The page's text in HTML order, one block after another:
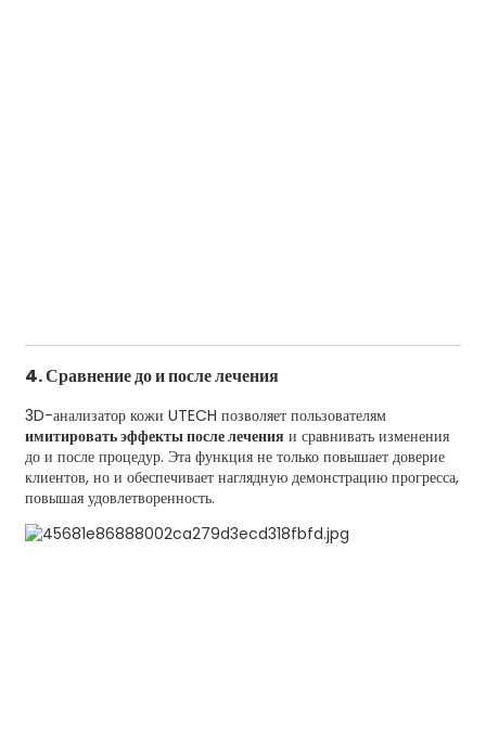
4. Сравнение до и после лечения
3D-анализатор кожи UTECH позволяет пользователям
имитировать эффекты после лечения и сравнивать изменения
до и после процедур. Эта функция не только повышает доверие
клиентов, но и обеспечивает наглядную демонстрацию прогресса,
повышая удовлетворенность.